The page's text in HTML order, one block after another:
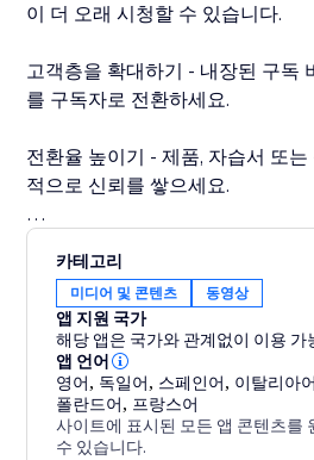
이 더 오래 시청할 수 있습니다.
고객층을 확대하기 - 내장된 구독
를 구독자로 전환하세요.
전환율 높이기 - 제품, 자습서 또
적으로 신뢰를 쌓으세요.
상, 스타일 및 레이아웃을 사용자
YouTube 존재를 멋지게 웹사이트
요 - YouTube 비디오 갤러리를 오
자를 충성스러운 팔로워로 바꿔보
카테고리
미디어 및 콘텐츠 동영상
앱 지원 국가
해당 앱은 국가와 관계없이 이용 가
앱 언어
영어, 독일어, 스페인어, 이탈리아어
폴란드어, 프랑스어
사이트에 표시된 모든 앱 콘텐츠를
수 있습니다.